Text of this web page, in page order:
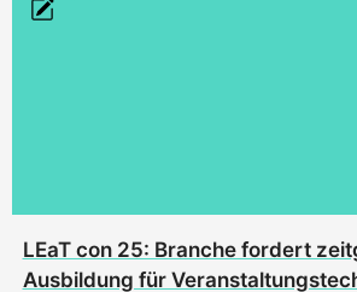
LEaT con 25: Branche fordert
Ausbildung für